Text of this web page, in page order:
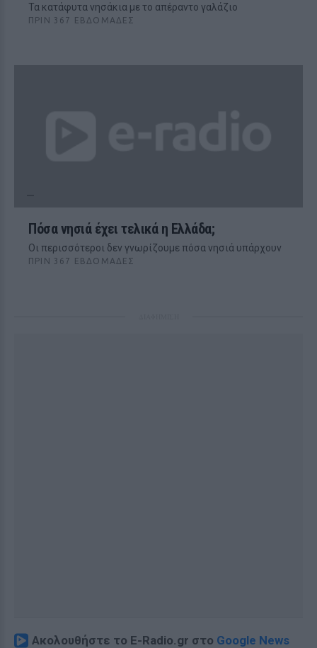
Τα κατάφυτα νησάκια με το απέραντο γαλάζιο
ΠΡΙΝ 367 ΕΒΔΟΜΆΔΕΣ
Πόσα νησιά έχει τελικά η Ελλάδα;
Οι περισσότεροι δεν γνωρίζουμε πόσα νησιά υπάρχουν
ΠΡΙΝ 367 ΕΒΔΟΜΆΔΕΣ
Ακολουθήστε το E-Radio.gr στο Google News